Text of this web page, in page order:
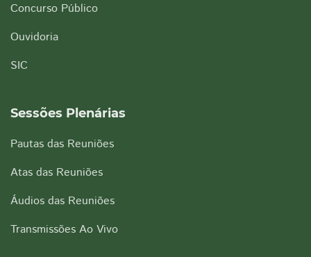
Concurso Público
Ouvidoria
SIC
Sessões Plenárias
Pautas das Reuniões
Atas das Reuniões
Áudios das Reuniões
Transmissões Ao Vivo